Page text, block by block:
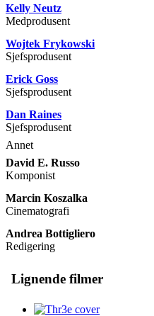
Kelly Neutz
Medprodusent
Wojtek Frykowski
Sjefsprodusent
Erick Goss
Sjefsprodusent
Dan Raines
Sjefsprodusent
Annet
David E. Russo
Komponist
Marcin Koszalka
Cinematografi
Andrea Bottigliero
Redigering
Lignende filmer